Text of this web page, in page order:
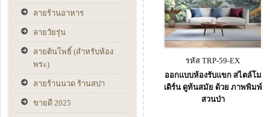
ลายร้านอาหาร
ลายวัยรุ่น
ลายต้นโพธิ์ (สำหรับห้อง
พระ)
ลายร้านนวด ร้านสปา
ขายดี 2025
รหัส TRP-59-EX
ออกแบบห้องรับแขก สไตล์โม
เดิร์น ดูท้นสมัย ด้วย ภาพพิมพ์
สวนป่า